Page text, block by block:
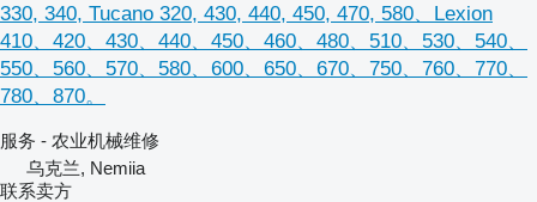
330, 340, Tucano 320, 430, 440, 450, 470, 580、Lexion
410、420、430、440、450、460、480、510、530、540、
550、560、570、580、600、650、670、750、760、770、
780、870。
服务 - 农业机械维修
乌克兰, Nemiia
联系卖方